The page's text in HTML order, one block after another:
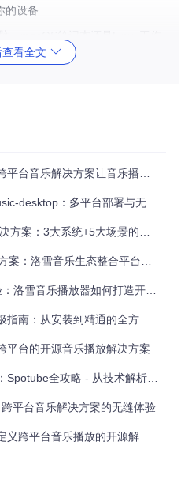
的设备
致的用户体验。想象一下，在办
播放列表，回到家后可以在Linu
雪音乐助手的所有功能完全免
示了多平台音乐搜索结果和播
个音乐平台搜索，确保找到最匹
辑、歌词等多维度筛选
。
中心
、添加时间等多种方式排序
看全文
乐解决方案让音乐播放体验升级
：多平台部署与无损音质体验指南
3大系统+5大场景的无缝音乐体验
洛雪音乐生态整合平台全方位评测
音乐播放器如何打造开源音乐新生态
：从安装到精通的全方位使用教程
平台的开源音乐播放解决方案
全攻略 - 从技术解析到场景化应用
平台音乐解决方案的无缝体验
平台音乐播放的开源解决方案